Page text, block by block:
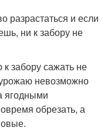
разрастаться и если
ни к забору не
забору сажать не
невозможно
ягодными
обрезать, а